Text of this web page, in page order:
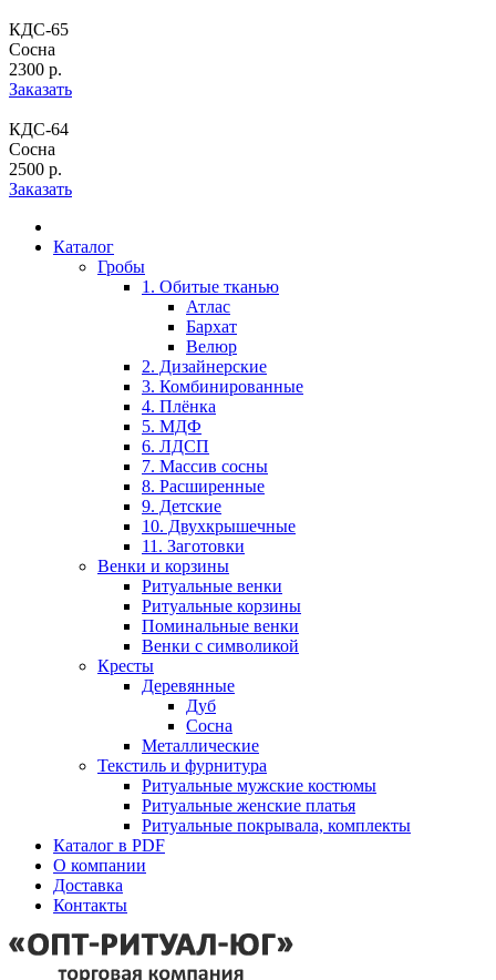
КДС-65
Сосна
2300 р.
Заказать
КДС-64
Сосна
2500 р.
Заказать
Каталог
Гробы
1. Обитые тканью
Атлас
Бархат
Велюр
2. Дизайнерские
3. Комбинированные
4. Плёнка
5. МДФ
6. ЛДСП
7. Массив сосны
8. Расширенные
9. Детские
10. Двухкрышечные
11. Заготовки
Венки и корзины
Ритуальные венки
Ритуальные корзины
Поминальные венки
Венки с символикой
Кресты
Деревянные
Дуб
Сосна
Металлические
Текстиль и фурнитура
Ритуальные мужские костюмы
Ритуальные женские платья
Ритуальные покрывала, комплекты
Каталог в PDF
О компании
Доставка
Контакты